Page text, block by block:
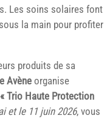
Les soins solaires font
la main pour profiter
produits de sa
Avène organise
Trio Haute Protection
et le 11 juin 2026, vous